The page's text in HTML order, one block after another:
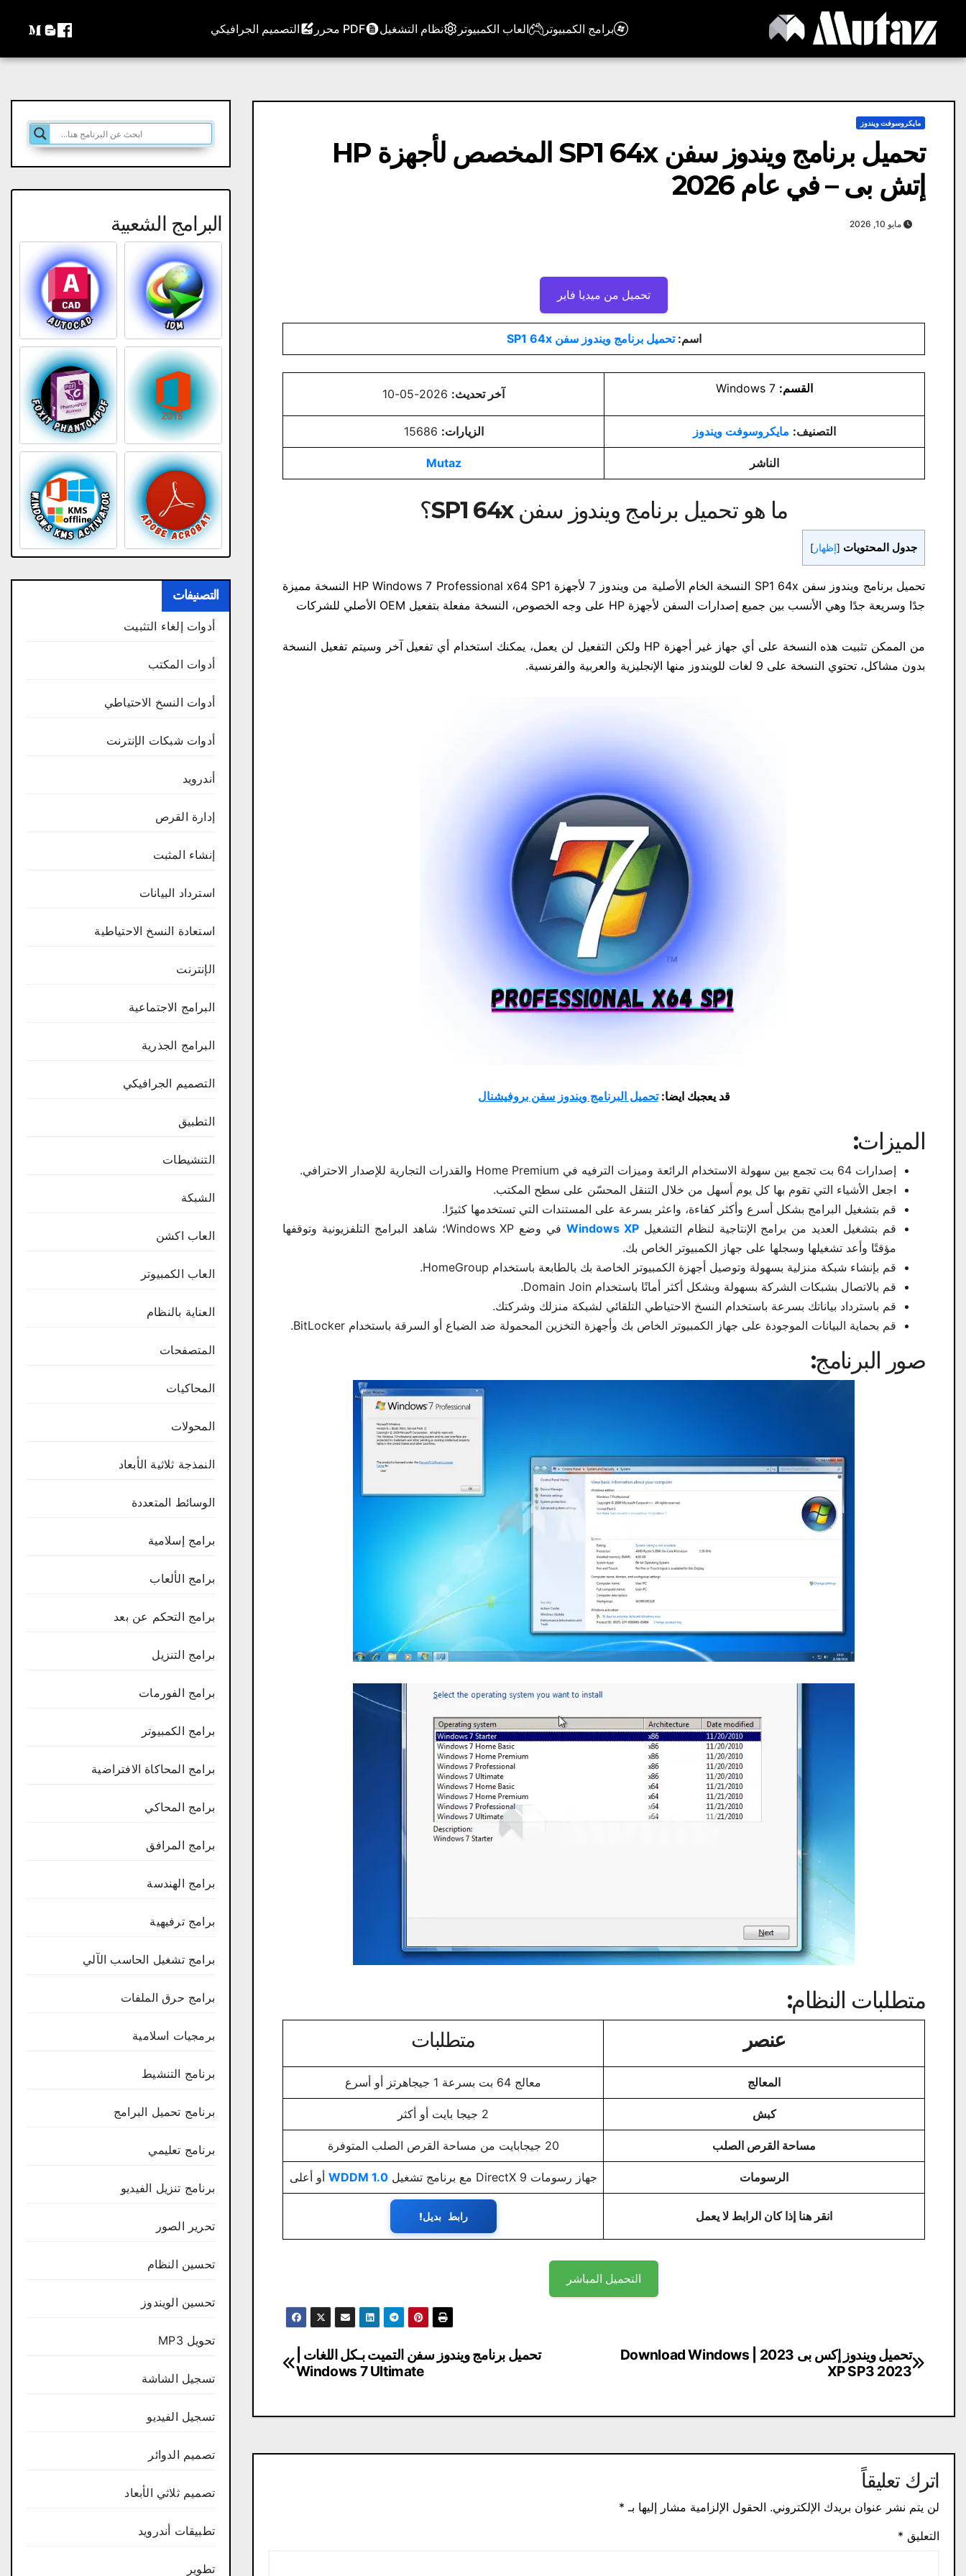
content
برامج الكمبيوتر العاب الكمبيوتر نظام التشغيل PDF محرر التصميم الجرافيكي
مايكروسوفت ويندوز
تحميل برنامج ويندوز سفن SP1 64x المخصص لأجهزة HP
إتش بى – في عام 2026
مايو 10, 2026
تحميل من ميديا ​​فاير
اسم:تحميل برنامج ويندوز سفن SP1 64x
القسم: آخر تحديث:
التصنيف: مايكروسوفت ويندوز الزيارات:
الناشر Mutaz
ما هو تحميل برنامج ويندوز سفن SP1 64x؟
جدول المحتويات [إظهار ]
تحميل برنامج ويندوز سفن SP1 64x النسخة الخام الأصلية من ويندوز 7 لأجهزة HP Windows 7 Professional x64 SP1 النسخة مميزة
جدًا وسريعة جدًا وهي الأنسب بين جميع إصدارات السفن لأجهزة HP على وجه الخصوص، النسخة مفعلة بتفعيل OEM الأصلي للشركات
من الممكن تثبيت هذه النسخة على أي جهاز غير أجهزة HP ولكن التفعيل لن يعمل، يمكنك استخدام أي تفعيل آخر وسيتم تفعيل النسخة
بدون مشاكل، تحتوي النسخة على 9 لغات للويندوز منها الإنجليزية والعربية والفرنسية.
قد يعجبك ايضا:تحميل البرنامج ويندوز سفن بروفيشنال
الميزات:
إصدارات 64 بت تجمع بين سهولة الاستخدام الرائعة وميزات الترفيه في Home Premium والقدرات التجارية للإصدار الاحترافي.
اجعل الأشياء التي تقوم بها كل يوم أسهل من خلال التنقل المحسّن على سطح المكتب.
قم بتشغيل البرامج بشكل أسرع وأكثر كفاءة، واعثر بسرعة على المستندات التي تستخدمها كثيرًا.
قم بتشغيل العديد من برامج الإنتاجية لنظام التشغيلWindows XP
في وضع Windows XP؛ شاهد البرامج التلفزيونية وتوقفها
مؤقتًا وأعد تشغيلها وسجلها على جهاز الكمبيوتر الخاص بك.
قم بإنشاء شبكة منزلية بسهولة وتوصيل أجهزة الكمبيوتر الخاصة بك بالطابعة باستخدام HomeGroup.
قم بالاتصال بشبكات الشركة بسهولة وبشكل أكثر أمانًا باستخدام Domain Join.
قم باسترداد بياناتك بسرعة باستخدام النسخ الاحتياطي التلقائي لشبكة منزلك وشركتك.
قم بحماية البيانات الموجودة على جهاز الكمبيوتر الخاص بك وأجهزة التخزين المحمولة ضد الضياع أو السرقة باستخدام BitLocker.
صور البرنامج:
متطلبات النظام:
عنصر متطلبات
المعالج معالج 64 بت بسرعة 1 جيجاهرتز أو أسرع
كبش 2 جيجا بايت أو أكثر
مساحة القرص الصلب 20 جيجابايت من مساحة القرص الصلب المتوفرة
الرسومات جهاز رسومات DirectX 9 مع برنامج تشغيل WDDM 1.0 أو أعلى
انقر هنا إذا كان الرابط لا يعمل رابط بديل!
التحميل المباشر
تصفّح
تحميل برنامج ويندوز سفن التميت بـكل اللغات |
Windows 7 Ultimate
تحميل ويندوز إكس بى 2023 | Download Windows
XP SP3 2023
اترك تعليقاً
لن يتم نشر عنوان بريدك الإلكتروني. الحقول الإلزامية مشار إليها بـ *
التعليق *
البرامج الشعبية
التصنيفات
أدوات إلغاء التثبيت
أدوات المكتب
أدوات النسخ الاحتياطي
أدوات شبكات الإنترنت
أندرويد
إدارة القرص
إنشاء المثبت
استرداد البيانات
استعادة النسخ الاحتياطية
الإنترنت
البرامج الاجتماعية
البرامج الجذرية
التصميم الجرافيكي
التطبيق
التنشيطات
الشبكة
العاب اكشن
العاب الكمبيوتر
العناية بالنظام
المتصفحات
المحاكيات
المحولات
النمذجة ثلاثية الأبعاد
الوسائط المتعددة
برامج إسلامية
برامج الألعاب
برامج التحكم عن بعد
برامج التنزيل
برامج الفورمات
برامج الكمبيوتر
برامج المحاكاة الافتراضية
برامج المحاكي
برامج المرافق
برامج الهندسة
برامج ترفيهية
برامج تشغيل الحاسب الآلي
برامج حرق الملفات
برمجيات اسلامية
برنامج التنشيط
برنامج تحميل البرامج
برنامج تعليمي
برنامج تنزيل الفيديو
تحرير الصور
تحسين النظام
تحسين الويندوز
تحويل MP3
تسجيل الشاشة
تسجيل الفيديو
تصميم الدوائر
تصميم ثلاثي الأبعاد
تطبيقات أندرويد
تطوير